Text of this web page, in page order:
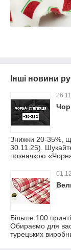
Інші новини
Знижки 20-35%,
30.11.25).
позначкою
Більше 100
Обираємо для вас
турецьких